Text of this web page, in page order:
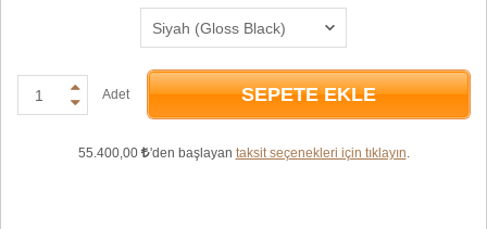
Adet SEPETE EKLE
55.400,00 'den başlayan taksit seçenekleri için tıklayın.